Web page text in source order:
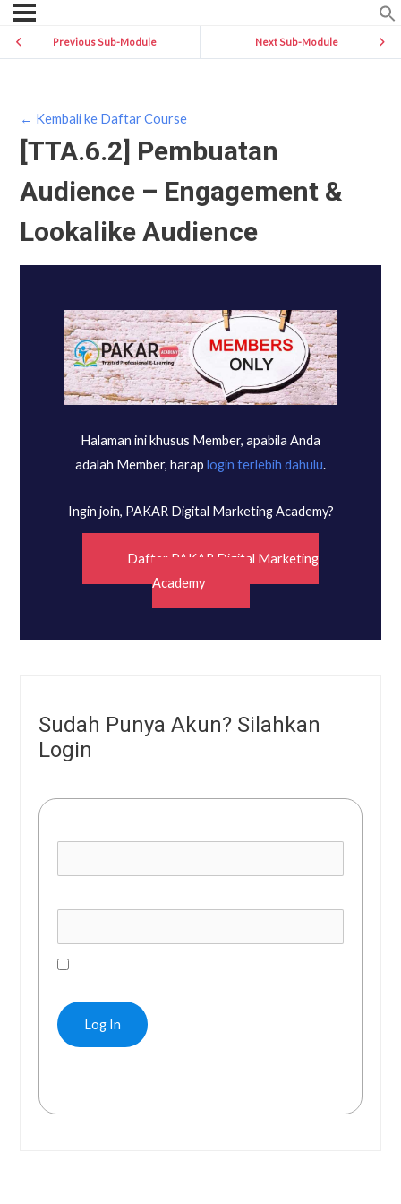
Previous Sub-Module Next Sub-Module
← Kembali ke Daftar Course
[TTA.6.2] Pembuatan
Audience – Engagement &
Lookalike Audience
Halaman ini khusus Member, apabila Anda
adalah Member, harap login terlebih dahulu.
Ingin join, PAKAR Digital Marketing Academy?
Daftar PAKAR Digital Marketing
Academy
Sudah Punya Akun? Silahkan
Login
Remember Me